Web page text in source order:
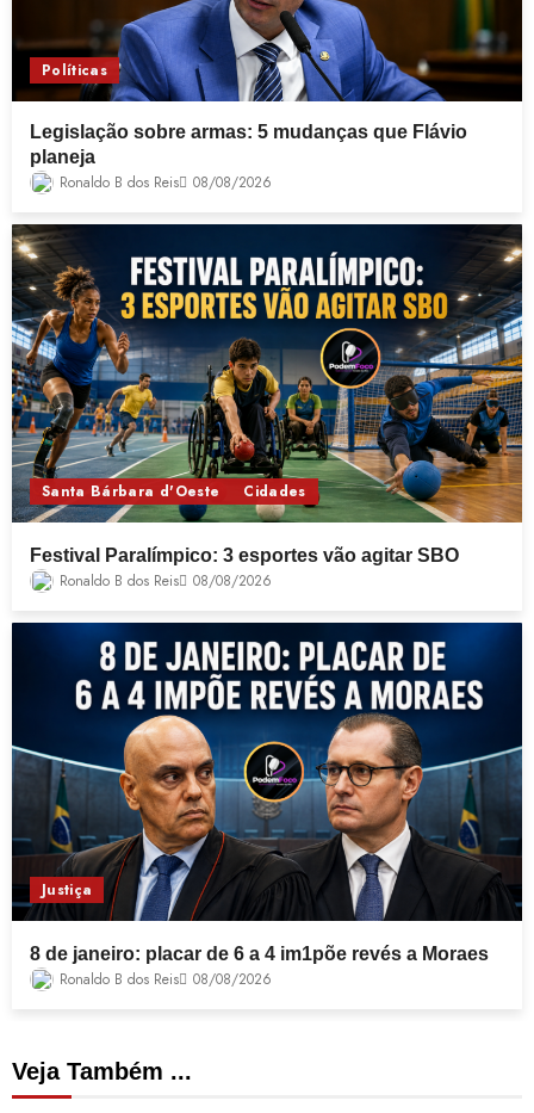
Políticas
Legislação sobre armas: 5 mudanças que Flávio
planeja
Ronaldo B dos Reis 08/08/2026
Santa Bárbara d'Oeste Cidades
Festival Paralímpico: 3 esportes vão agitar SBO
Ronaldo B dos Reis 08/08/2026
Justiça
8 de janeiro: placar de 6 a 4 im1põe revés a Moraes
Ronaldo B dos Reis 08/08/2026
Veja Também ...